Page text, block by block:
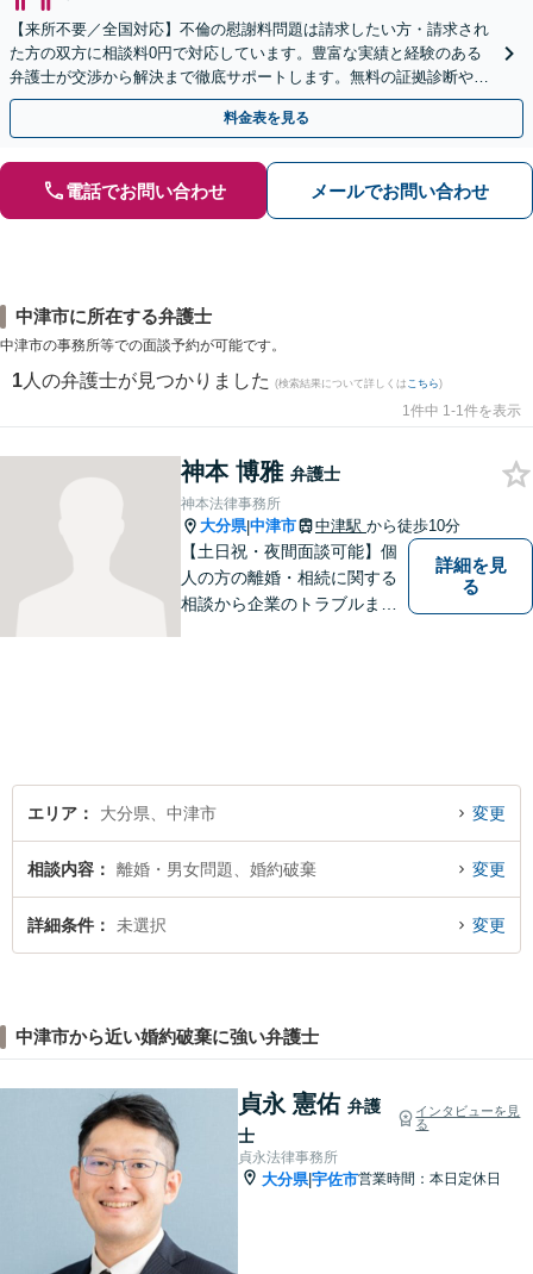
【来所不要／全国対応】不倫の慰謝料問題は請求したい方・請求され
た方の双方に相談料0円で対応しています。豊富な実績と経験のある
弁護士が交渉から解決まで徹底サポートします。無料の証拠診断や着
手金の返還保証もありますので安心してご相談ください。
料金表を見る
電話でお問い合わせ メールでお問い合わせ
中津市に所在する弁護士
中津市の事務所等での面談予約が可能です。
1 人の弁護士が見つかりました (検索結果について詳しくは こちら)
1件中 1-1件を表示
神本 博雅 弁護士
神本法律事務所
大分県|中津市 中津駅 から徒歩10分
【土日祝・夜間面談可能】個
人の方の離婚・相続に関する
相談から企業のトラブルまで
詳細を見
る
エリア 大分県、中津市 変更
相談内容 離婚・男女問題、婚約破棄 変更
詳細条件 未選択 変更
中津市から近い婚約破棄に強い弁護士
貞永 憲佑 弁護
士
インタビューを見
る
貞永法律事務所
大分県|宇佐市営業時間：本日定休日